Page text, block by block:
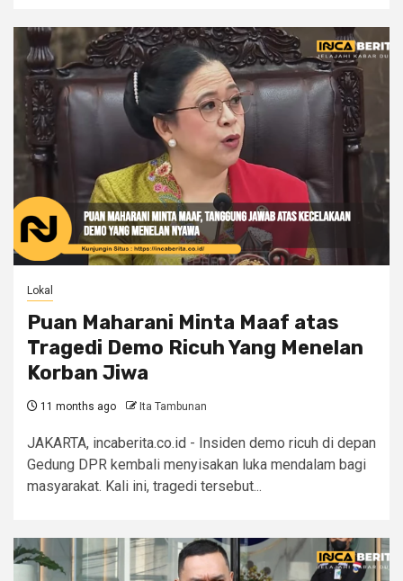
Lokal
Puan Maharani Minta Maaf atas
Tragedi Demo Ricuh Yang Menelan
Korban Jiwa
11 months ago Ita Tambunan
JAKARTA, incaberita.co.id - Insiden demo ricuh di depan
Gedung DPR kembali menyisakan luka mendalam bagi
masyarakat. Kali ini, tragedi tersebut...